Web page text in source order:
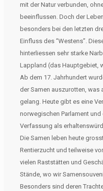
mit der Natur verbunden,
beeinflussen. Doch der
besonders bei den letzten
Einfluss des “Westens”.
hinterliessen sehr starke
Lappland (das Hauptgebiet,
Ab dem 17. Jahrhundert
der Samen auszurotten, was
gelang. Heute gibt es eine
norwegischen Parlament und
Verfassung als
Die Samen leben heute
Rentierzucht und teilweise
vielen Raststätten und
Stände, wo wir
Besonders sind deren